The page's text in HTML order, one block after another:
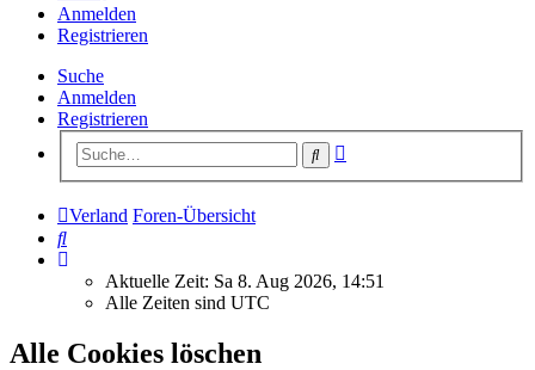
Anmelden
Registrieren
Suche
Anmelden
Registrieren
Suche
Verland Foren-Übersicht
Suche
Aktuelle Zeit: Sa 8. Aug 2026, 14:51
Alle Zeiten sind UTC
Alle Cookies löschen